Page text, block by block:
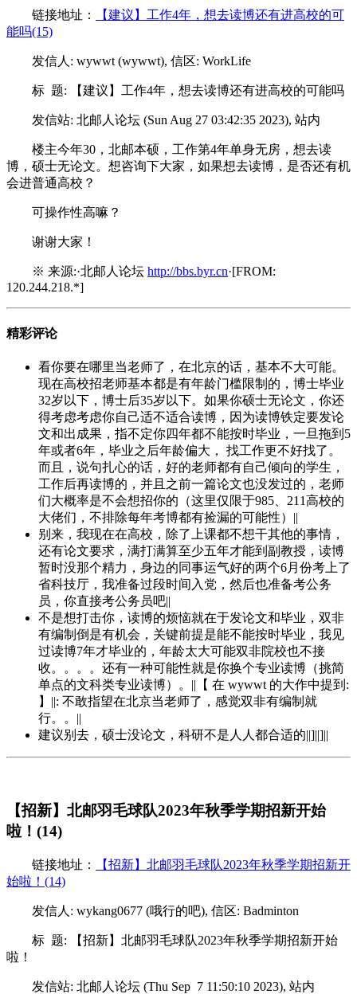
链接地址：
【建议】工作4年，想去读博还有进高校的可
能吗(15)
发信人: wywwt (wywwt), 信区: WorkLife
标 题: 【建议】工作4年，想去读博还有进高校的可能吗
发信站: 北邮人论坛 (Sun Aug 27 03:42:35 2023), 站内
楼主今年30，北邮本硕，工作第4年单身无房，想去读
博，硕士无论文。想咨询下大家，如果想去读博，是否还有机
会进普通高校？
可操作性高嘛？
谢谢大家！
※ 来源:·北邮人论坛 http://bbs.byr.cn·[FROM:
120.244.218.*]
精彩评论
看你要在哪里当老师了，在北京的话，基本不大可能。
现在高校招老师基本都是有年龄门槛限制的，博士毕业
32岁以下，博士后35岁以下。如果你硕士无论文，你还
得考虑考虑你自己适不适合读博，因为读博铁定要发论
文和出成果，指不定你四年都不能按时毕业，一旦拖到5
年或者6年，毕业之后年龄偏大， 找工作更不好找了。
而且，说句扎心的话，好的老师都有自己倾向的学生，
工作后再读博的，并且之前一篇论文也没发过的，老师
们大概率是不会想招你的（这里仅限于985、211高校的
大佬们，不排除每年考博都有捡漏的可能性）||
别来，我现在在高校，除了上课都不想干其他的事情，
还有论文要求，满打满算至少五年才能到副教授，读博
暂时没那个精力，身边的同事运气好的两个6月份考上了
省科技厅，我准备过段时间入党，然后也准备考公务
员，你直接考公务员吧||
不是想打击你，读博的烦恼就在于发论文和毕业，双非
有编制倒是有机会，关键前提是能不能按时毕业，我见
过读博7年才毕业的，年龄太大可能双非院校也不接
收。。。。还有一种可能性就是你换个专业读博（挑简
单点的文科类专业读博）。||【 在 wywwt 的大作中提到:
】||: 不敢指望在北京当老师了，感觉双非有编制就
行。。||
建议别去，硕士没论文，科研不是人人都合适的||]||]||
【招新】北邮羽毛球队2023年秋季学期招新开始
啦！(14)
链接地址：
【招新】北邮羽毛球队2023年秋季学期招新开
始啦！(14)
发信人: wykang0677 (哦行的吧), 信区: Badminton
标 题: 【招新】北邮羽毛球队2023年秋季学期招新开始
啦！
发信站: 北邮人论坛 (Thu Sep 7 11:50:10 2023), 站内